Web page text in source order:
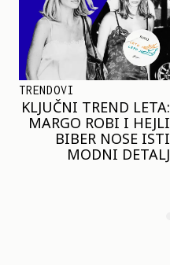
SHOPPING
JOŠ JE RANO ZA JAKNE
– ALI U RESERVED JE
STIGAO MODEL KOJI
ĆE BITI VELIKI TREND